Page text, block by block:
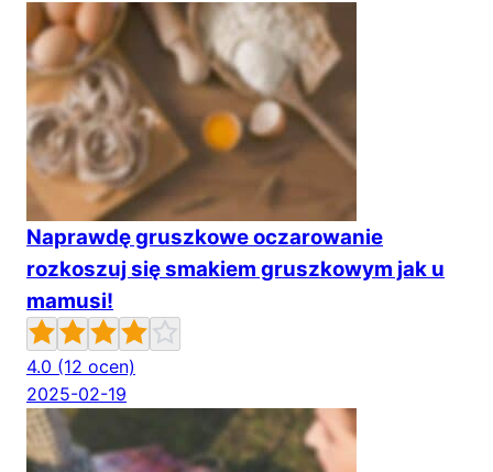
Naprawdę gruszkowe oczarowanie
rozkoszuj się smakiem gruszkowym jak u
mamusi!
4.0 (12 ocen)
2025-02-19